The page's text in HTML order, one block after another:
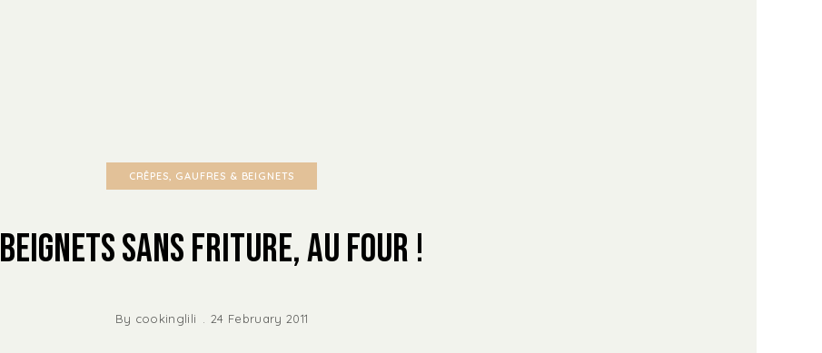
CRÊPES, GAUFRES & BEIGNETS
Beignets sans friture, au four !
By cookinglili 24 February 2011